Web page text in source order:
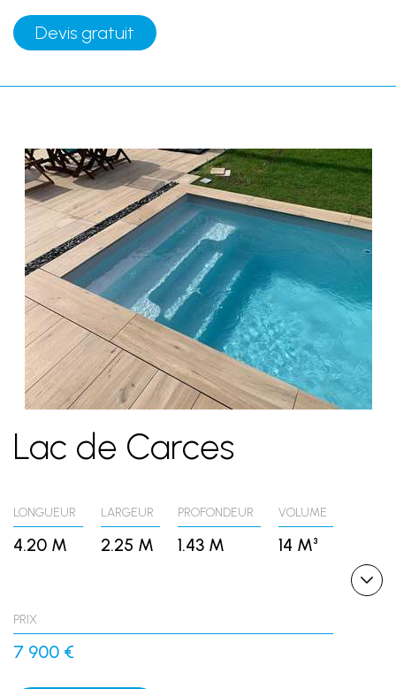
Devis gratuit
Lac de Carces
LONGUEUR
4.20 M
LARGEUR
2.25 M
PROFONDEUR
1.43 M
VOLUME
14 M³
PRIX
7 900 €